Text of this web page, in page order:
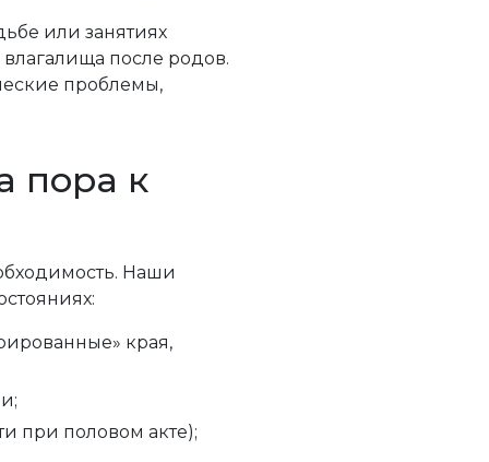
или занятиях
после родов.
проблемы,
пора к
Наши
края,
при половом акте);